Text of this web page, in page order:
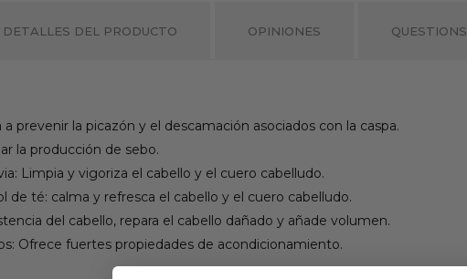
DETALLES DEL PRODUCTO OPINIONES QUESTIONS
prevenir la picazón y el descamación asociados con la caspa.
la producción de sebo.
Limpia y vigoriza el cabello y el cuero cabelludo.
de té: calma y refresca el cabello y el cuero cabelludo.
del cabello, repara el cabello dañado y añade volumen.
Ofrece fuertes propiedades de acondicionamiento.